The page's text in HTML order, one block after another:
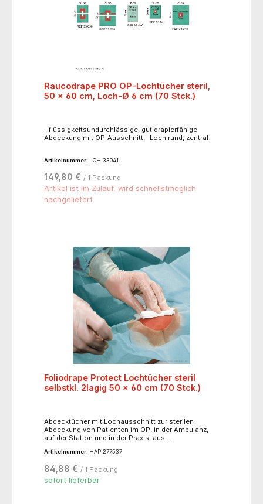
Raucodrape PRO OP-Lochtücher steril,
50 x 60 cm, Loch-Ø 6 cm (70 Stck.)
- flüssigkeitsundurchlässige, gut drapierfähige
Abdeckung mit OP-Ausschnitt,- Loch rund, zentral
Artikelnummer: LOH 33041
149,80 € / 1 Packung
Artikel ist im Zulauf, wird schnellstmöglich
nachgeliefert
Foliodrape Protect Lochtücher steril
selbstkl. 2lagig 50 x 60 cm (70 Stck.)
Abdecktücher mit Lochausschnitt zur sterilen
Abdeckung von Patienten im OP, in der Ambulanz,
auf der Station und in der Praxis, aus
undurchlässig für Feuchtigkeit und Keime, abriebfest
selbstklebendem Lochausschnitt Ø 7 cm zur
schnellen Fixierung und exakten Begrenzung des
Artikelnummer: HAP 277537
84,88 € / 1 Packung
sofort lieferbar